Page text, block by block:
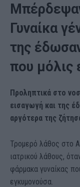
Γυναίκα
της
που μόλις
Προληπτικά στο
εισαγωγή και της
αργότερα της
Τρομερό λάθος στο
ιατρικού λάθους,
φάρμακα γυναίκας
εγκυμονούσα.